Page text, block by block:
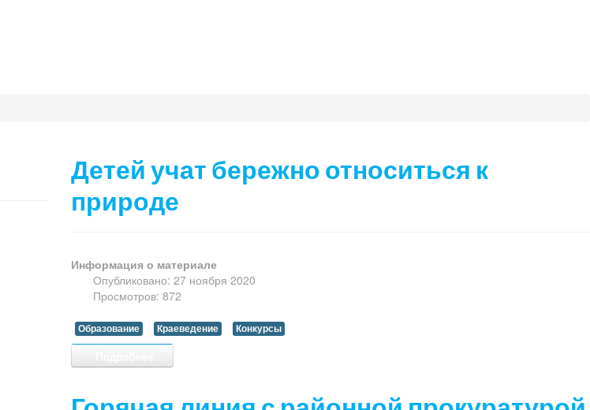
Детей учат бережно относиться к
природе
Информация о материале
Опубликовано: 27 ноября 2020
Просмотров: 872
Образование Краеведение Конкурсы